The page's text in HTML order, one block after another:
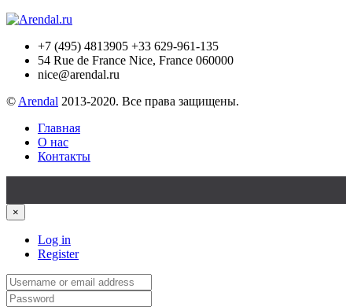
+7 (495) 4813905 +33 629-961-135
54 Rue de France Nice, France 060000
nice@arendal.ru
© Arendal 2013-2020. Все права защищены.
Главная
О нас
Контакты
×
Log in
Register